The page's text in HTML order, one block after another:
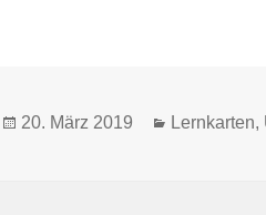
Veröffentlicht
20. März 2019 Kategorien
Lernkarten,